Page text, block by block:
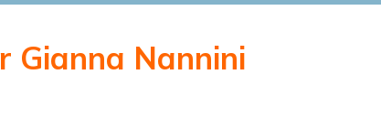
Gianna Nannini